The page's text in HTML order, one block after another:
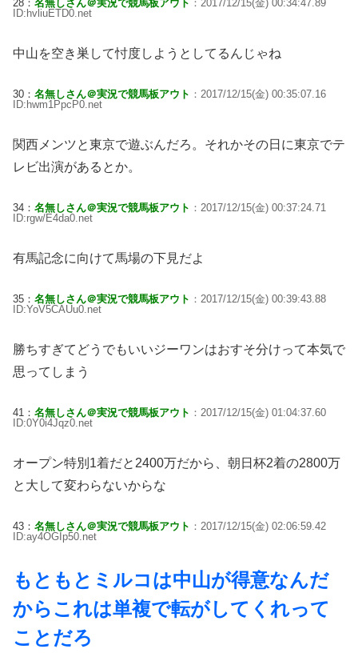
28： 名無しさん＠実況で競馬板アウト ：2017/12/15(金) 00:34:47.89
ID:hvliuETD0.net
中山を空き巣して忖度しようとしてるんじゃね
30： 名無しさん＠実況で競馬板アウト ：2017/12/15(金) 00:35:07.16
ID:hwm1PpcP0.net
関西メンツと東京で遊ぶんだろ。それかその日に東京でテ
レビ出演があるとか。
34： 名無しさん＠実況で競馬板アウト ：2017/12/15(金) 00:37:24.71
ID:rgw/E4da0.net
有馬記念に向けて馬場の下見だよ
35： 名無しさん＠実況で競馬板アウト ：2017/12/15(金) 00:39:43.88
ID:YoV5CAUu0.net
勝ちすぎてどうでもいいジーワンはおすそ分けって本気で
思ってしまう
41： 名無しさん＠実況で競馬板アウト ：2017/12/15(金) 01:04:37.60
ID:0Y0i4Jqz0.net
オープン特別1着だと2400万だから、朝日杯2着の2800万
と大して変わらないからな
43： 名無しさん＠実況で競馬板アウト ：2017/12/15(金) 02:06:59.42
ID:ay4OGIp50.net
もともとミルコは中山が得意なんだ
からこれは単複で転がしてくれって
ことだろ